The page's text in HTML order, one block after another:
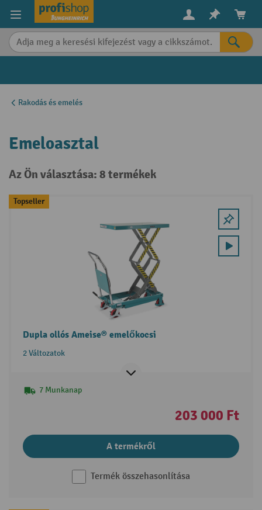
content
Rakodás és emelés
Emeloasztal
Az Ön választása: 8 termékek
Topseller
Dupla ollós Ameise® emelőkocsi
2 Változatok
7 Munkanap
203 000 Ft
A termékről
Termék összehasonlítása